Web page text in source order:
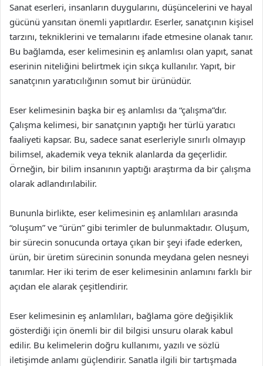
Sanat eserleri, insanların duygularını, düşüncelerini ve hayal
gücünü yansıtan önemli yapıtlardır. Eserler, sanatçının kişisel
tarzını, tekniklerini ve temalarını ifade etmesine olanak tanır.
Bu bağlamda, eser kelimesinin eş anlamlısı olan yapıt, sanat
eserinin niteliğini belirtmek için sıkça kullanılır. Yapıt, bir
sanatçının yaratıcılığının somut bir ürünüdür.
Eser kelimesinin başka bir eş anlamlısı da “çalışma”dır.
Çalışma kelimesi, bir sanatçının yaptığı her türlü yaratıcı
faaliyeti kapsar. Bu, sadece sanat eserleriyle sınırlı olmayıp
bilimsel, akademik veya teknik alanlarda da geçerlidir.
Örneğin, bir bilim insanının yaptığı araştırma da bir çalışma
olarak adlandırılabilir.
Bununla birlikte, eser kelimesinin eş anlamlıları arasında
“oluşum” ve “ürün” gibi terimler de bulunmaktadır. Oluşum,
bir sürecin sonucunda ortaya çıkan bir şeyi ifade ederken,
ürün, bir üretim sürecinin sonunda meydana gelen nesneyi
tanımlar. Her iki terim de eser kelimesinin anlamını farklı bir
açıdan ele alarak çeşitlendirir.
Eser kelimesinin eş anlamlıları, bağlama göre değişiklik
gösterdiği için önemli bir dil bilgisi unsuru olarak kabul
edilir. Bu kelimelerin doğru kullanımı, yazılı ve sözlü
iletişimde anlamı güçlendirir. Sanatla ilgili bir tartışmada